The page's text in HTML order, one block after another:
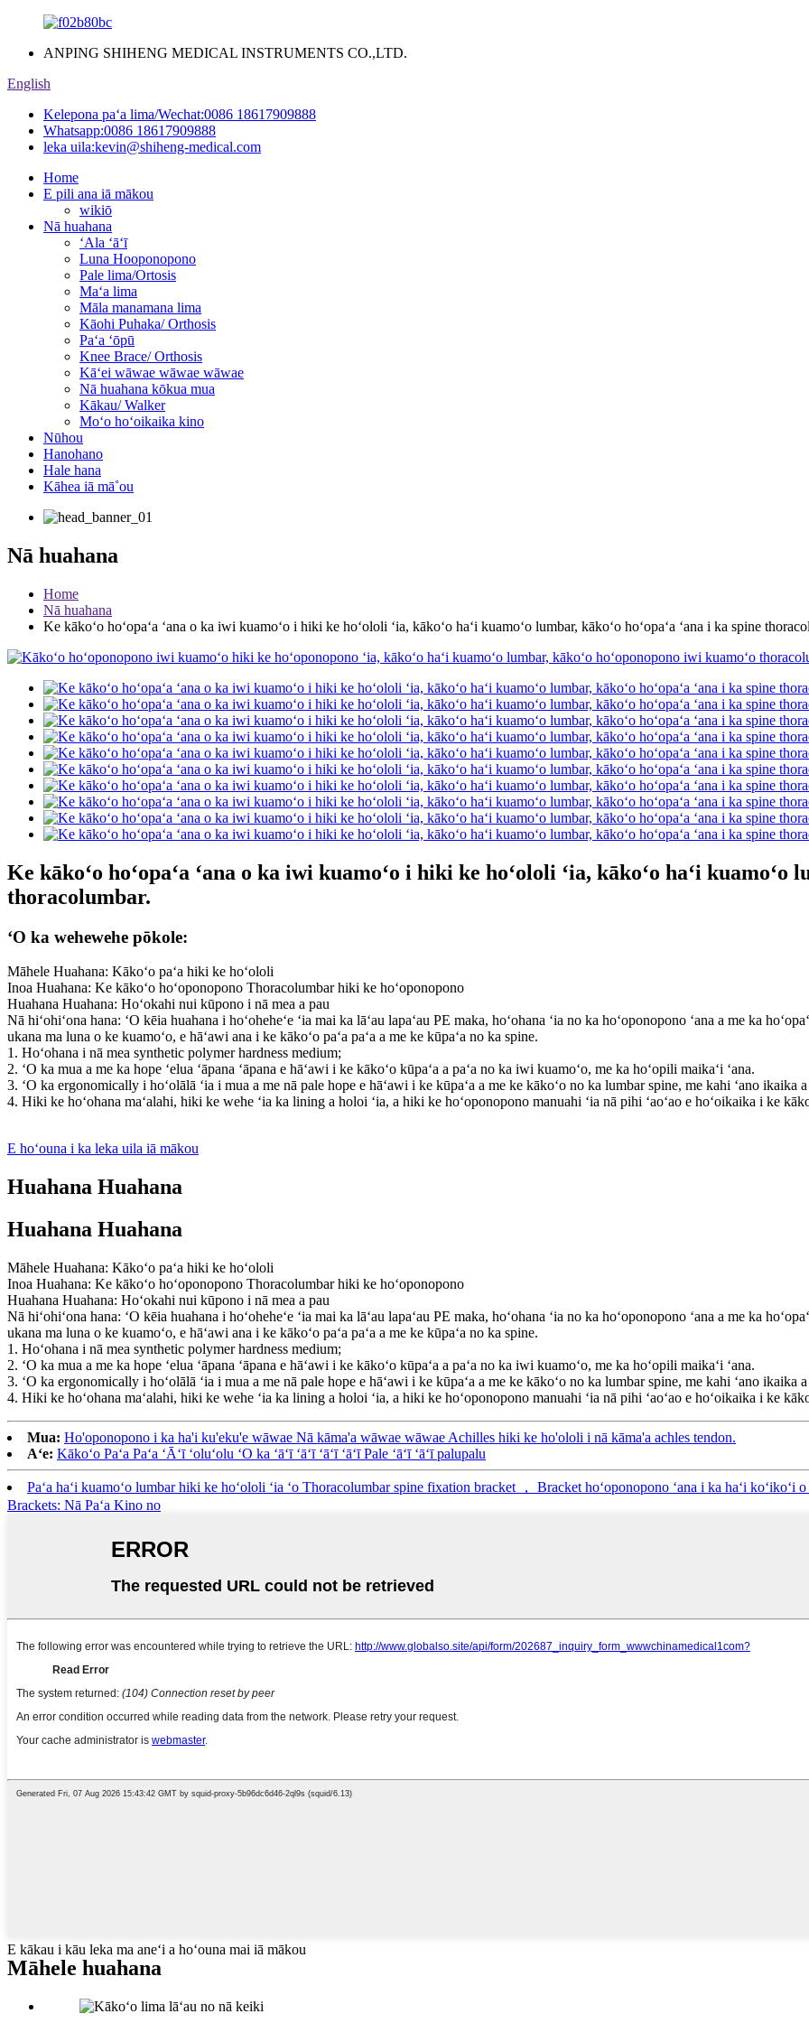
ANPING SHIHENG MEDICAL INSTRUMENTS CO.,LTD.
English
Kelepona paʻa lima/Wechat:0086 18617909888
Whatsapp:0086 18617909888
leka uila:kevin@shiheng-medical.com
Home
E pili ana iā mākou
wikiō
Nā huahana
ʻAla ʻāʻī
Luna Hooponopono
Pale lima/Ortosis
Maʻa lima
Māla manamana lima
Kāohi Puhaka/ Orthosis
Paʻa ʻōpū
Knee Brace/ Orthosis
Kāʻei wāwae wāwae wāwae
Nā huahana kōkua mua
Kākau/ Walker
Moʻo hoʻoikaika kino
Nūhou
Hanohano
Hale hana
Kāhea iā mā˚ou
Nā huahana
Home
Nā huahana
Ke kākoʻo hoʻopaʻa ʻana o ka iwi kuamoʻo i hiki ke hoʻololi ʻia, kākoʻo haʻi kuamoʻo lumbar, kākoʻo hoʻopaʻa ʻana i ka spine
Ke kākoʻo hoʻopaʻa ʻana o ka iwi kuamoʻo i hiki ke hoʻololi ʻia, kākoʻo haʻi kuamoʻo
thoracolumbar.
ʻO ka wehewehe pōkole:
Māhele Huahana: Kākoʻo paʻa hiki ke hoʻololi
Inoa Huahana: Ke kākoʻo hoʻoponopono Thoracolumbar hiki ke hoʻoponopono
Huahana Huahana: Hoʻokahi nui kūpono i nā mea a pau
Nā hiʻohiʻona hana: ʻO kēia huahana i hoʻoheheʻe ʻia mai ka lāʻau lapaʻau PE maka, hoʻohana ʻia no ka hoʻoponopono ʻana a me ka
ukana ma luna o ke kuamoʻo, e hāʻawi ana i ke kākoʻo paʻa paʻa a me ke kūpaʻa no ka spine.
1. Hoʻohana i nā mea synthetic polymer hardness medium;
2. ʻO ka mua a me ka hope ʻelua ʻāpana ʻāpana e hāʻawi i ke kākoʻo kūpaʻa a paʻa no ka iwi kuamoʻo, me ka hoʻopili maikaʻi ʻana.
3. ʻO ka ergonomically i hoʻolālā ʻia i mua a me nā pale hope e hāʻawi i ke kūpaʻa a me ke kākoʻo no ka lumbar spine, me kahi ʻano ikaika
4. Hiki ke hoʻohana maʻalahi, hiki ke wehe ʻia ka lining a holoi ʻia, a hiki ke hoʻoponopono manuahi ʻia nā pihi ʻaoʻao e hoʻoikaika i ke
E hoʻouna i ka leka uila iā mākou
Huahana Huahana
Huahana Huahana
Māhele Huahana: Kākoʻo paʻa hiki ke hoʻololi
Inoa Huahana: Ke kākoʻo hoʻoponopono Thoracolumbar hiki ke hoʻoponopono
Huahana Huahana: Hoʻokahi nui kūpono i nā mea a pau
Nā hiʻohiʻona hana: ʻO kēia huahana i hoʻoheheʻe ʻia mai ka lāʻau lapaʻau PE maka, hoʻohana ʻia no ka hoʻoponopono ʻana a me ka
ukana ma luna o ke kuamoʻo, e hāʻawi ana i ke kākoʻo paʻa paʻa a me ke kūpaʻa no ka spine.
1. Hoʻohana i nā mea synthetic polymer hardness medium;
2. ʻO ka mua a me ka hope ʻelua ʻāpana ʻāpana e hāʻawi i ke kākoʻo kūpaʻa a paʻa no ka iwi kuamoʻo, me ka hoʻopili maikaʻi ʻana.
3. ʻO ka ergonomically i hoʻolālā ʻia i mua a me nā pale hope e hāʻawi i ke kūpaʻa a me ke kākoʻo no ka lumbar spine, me kahi ʻano ikaika
4. Hiki ke hoʻohana maʻalahi, hiki ke wehe ʻia ka lining a holoi ʻia, a hiki ke hoʻoponopono manuahi ʻia nā pihi ʻaoʻao e hoʻoikaika i ke
Mua: Ho'oponopono i ka ha'i ku'eku'e wāwae Nā kāma'a wāwae wāwae Achilles hiki ke ho'ololi i nā kāma'a achles tendon.
Aʻe: Kākoʻo Paʻa Paʻa ʻĀʻī ʻoluʻolu ʻO ka ʻāʻī ʻāʻī ʻāʻī ʻāʻī Pale ʻāʻī ʻāʻī palupalu
Paʻa haʻi kuamoʻo lumbar hiki ke hoʻololi ʻia ʻo Thoracolumbar spine fixation bracket ， Bracket hoʻoponopono ʻana i ka haʻi
Brackets: Nā Paʻa Kino no
E kākau i kāu leka ma aneʻi a hoʻouna mai iā mākou
Māhele huahana